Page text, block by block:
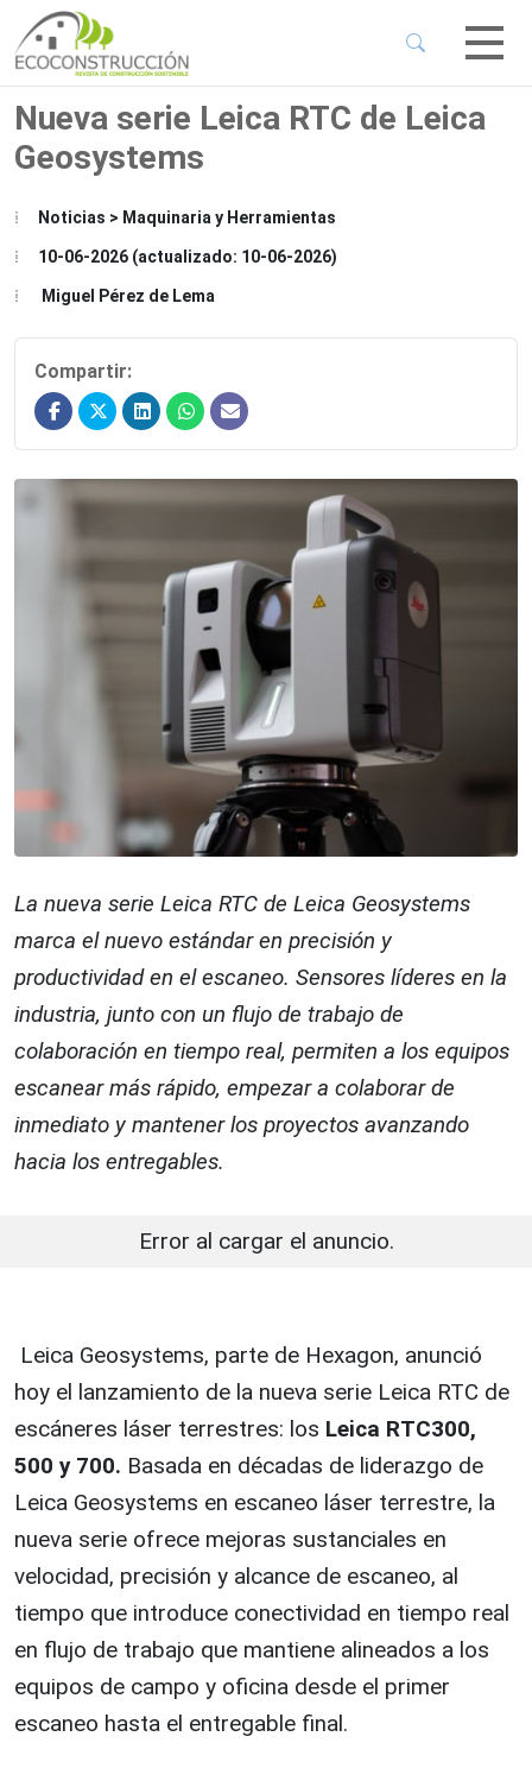
Menu
Menu
Nueva serie Leica RTC de Leica
Geosystems
Noticias > Maquinaria y Herramientas
10-06-2026 (actualizado: 10-06-2026)
Miguel Pérez de Lema
Compartir:
La nueva serie Leica RTC de Leica Geosystems
marca el nuevo estándar en precisión y
productividad en el escaneo. Sensores líderes en la
industria, junto con un flujo de trabajo de
colaboración en tiempo real, permiten a los equipos
escanear más rápido, empezar a colaborar de
inmediato y mantener los proyectos avanzando
hacia los entregables.
Error al cargar el anuncio.
Leica Geosystems, parte de Hexagon, anunció
hoy el lanzamiento de la nueva serie Leica RTC de
escáneres láser terrestres: los Leica RTC300,
500 y 700. Basada en décadas de liderazgo de
Leica Geosystems en escaneo láser terrestre, la
nueva serie ofrece mejoras sustanciales en
velocidad, precisión y alcance de escaneo, al
tiempo que introduce conectividad en tiempo real
en flujo de trabajo que mantiene alineados a los
equipos de campo y oficina desde el primer
escaneo hasta el entregable final.